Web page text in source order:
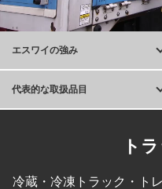
エスワイの強み
代表的な取扱品目
ト
冷蔵・冷凍トラック・ト